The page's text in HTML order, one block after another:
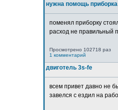
нужна помощь
поменял приборку
расход не правильный
Просмотрено 102718 раз
1 комментарий
двиготель 3s-fe
всем привет давно не
завелся с ездил на